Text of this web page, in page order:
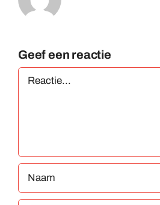
Geef een reactie
Reactie